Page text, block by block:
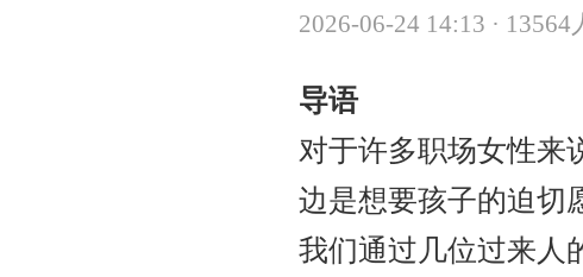
2026-06-24 14:13 · 13564
导语
对于许多职场女性来
边是想要孩子的迫切
我们通过几位过来人